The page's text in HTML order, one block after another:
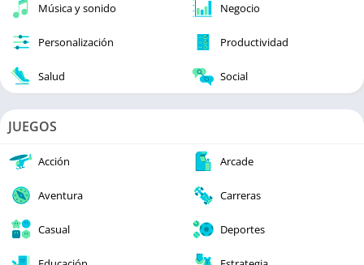
Música y sonido Negocio
Personalización Productividad
Salud Social
JUEGOS
Acción Arcade
Aventura Carreras
Casual Deportes